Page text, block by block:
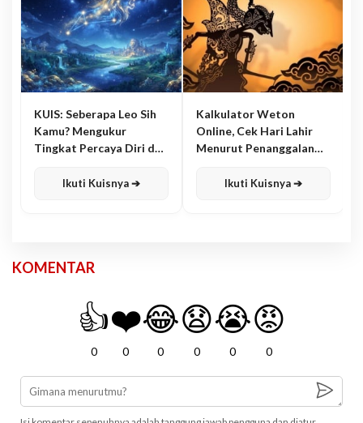
KUIS: Seberapa Leo Sih
Kamu? Mengukur
Tingkat Percaya Diri dan
Ikuti Kuisnya ➔
Kalkulator Weton
Online, Cek Hari Lahir
Menurut Penanggalan
Ikuti Kuisnya ➔
KOMENTAR
👍
0
❤️
0
😂
0
😧
0
😭
0
😡
0